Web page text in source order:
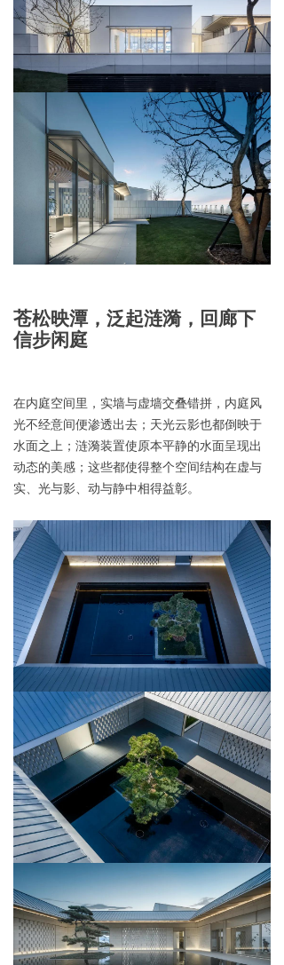
苍松映潭，泛起涟漪， 回廊下
信步闲庭
在内庭空间里，实墙与虚墙交叠错拼，内庭风
光不经意间便渗透出去；天光云影也都倒映于
水面之上；涟漪装置使原本平静的水面呈现出
动态的美感；这些都使得整个空间结构在虚与
实、光与影、动与静中相得益彰。